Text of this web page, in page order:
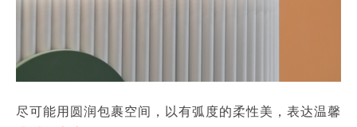
尽可能用圆润包裹空间，以有弧度的柔性美，表达温馨